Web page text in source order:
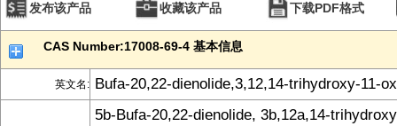
发布该产品 收藏该产品 下载PDF格式
CAS Number:17008-69-4 基本信息
英文名: Bufa-20,22-dienolide,3,12,14-trihydroxy-11-
5b-Bufa-20,22-dienolide, 3b,12a,14-